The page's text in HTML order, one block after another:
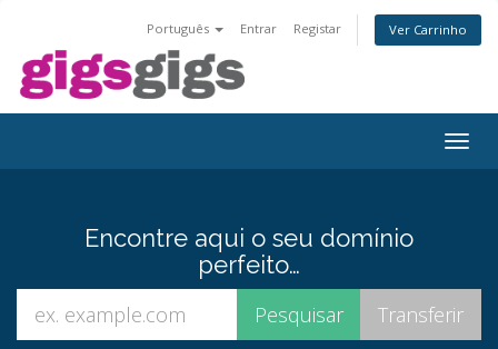
Português Entrar Registar Ver Carrinho
Encontre aqui o seu domínio
perfeito…